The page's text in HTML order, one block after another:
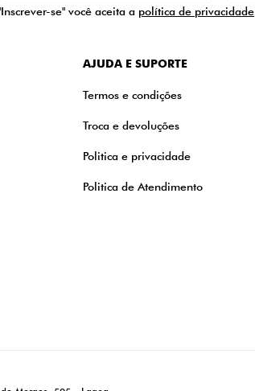
se" você aceita a política de privacidade
AJUDA E SUPORTE
Termos e condições
Troca e devoluções
Politica e privacidade
Politica de Atendimento